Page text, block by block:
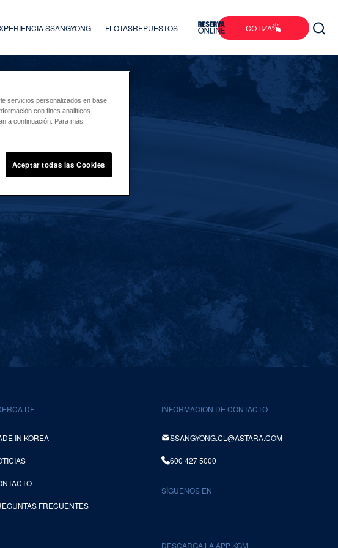
SSANGYONG FLOTASREPUESTOS COTIZA
DE
IN KOREA
FRECUENTES
INFORMACION DE CONTACTO
SSANGYONG.CL@ASTARA.COM
600 427 5000
SÍGUENOS EN
DESCARGA LA APP KGM
servicios personalizados en base
con fines analíticos.
a continuación. Para más
Aceptar todas las Cookies